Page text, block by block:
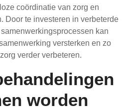
coördinatie van zorg en
Door te investeren in verbeterde
kan
versterken en zo
verder verbeteren.
worden